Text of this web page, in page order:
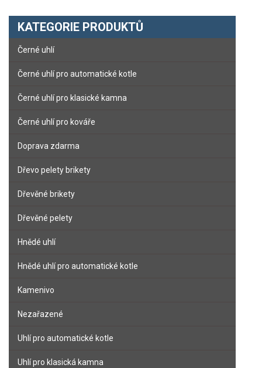
KATEGORIE PRODUKTŮ
Černé uhlí
Černé uhlí pro automatické kotle
Černé uhlí pro klasické kamna
Černé uhlí pro kováře
Doprava zdarma
Dřevo pelety brikety
Dřevěné brikety
Dřevěné pelety
Hnědé uhlí
Hnědé uhlí pro automatické kotle
Kamenivo
Nezařazené
Uhlí pro automatické kotle
Uhlí pro klasická kamna